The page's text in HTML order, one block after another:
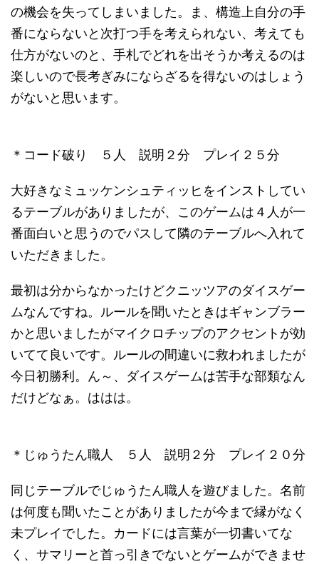
の機会を失ってしまいました。ま、構造上自分の手
番にならないと次打つ手を考えられない、考えても
仕方がないのと、手札でどれを出そうか考えるのは
楽しいので長考ぎみにならざるを得ないのはしょう
がないと思います。
＊コード破り ５人 説明２分 プレイ２５分
大好きなミュッケンシュティッヒをインストしてい
るテーブルがありましたが、このゲームは４人が一
番面白いと思うのでパスして隣のテーブルへ入れて
いただきました。
最初は分からなかったけどクニッツアのダイスゲー
ムなんですね。ルールを聞いたときはギャンブラー
かと思いましたがマイクロチップのアクセントが効
いてて良いです。ルールの間違いに救われましたが
今日初勝利。ん～、ダイスゲームは苦手な部類なん
だけどなぁ。ははは。
＊じゅうたん職人 ５人 説明２分 プレイ２０分
同じテーブルでじゅうたん職人を遊びました。名前
は何度も聞いたことがありましたが今まで縁がなく
未プレイでした。カードには言葉が一切書いてな
く、サマリーと首っ引きでないとゲームができませ